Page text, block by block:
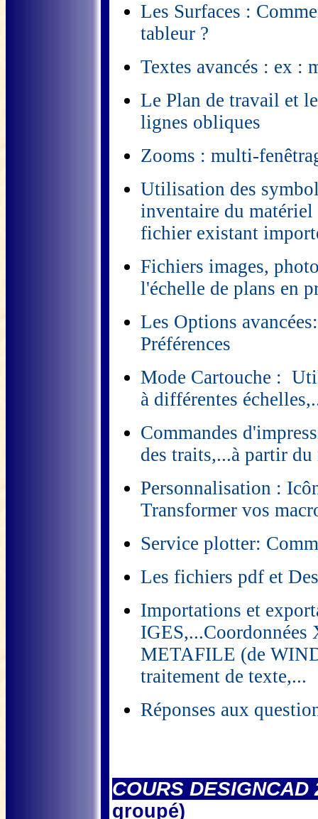
Les Surfaces :
tableur ?
Textes avancés : ex :
Le Plan de travail et
lignes obliques
Zooms : multi-
Utilisation des
inventaire du matériel
fichier existant
Fichiers images,
l'échelle de plans en
Les Options
Préférences
Mode Cartouche :
à différentes
Commandes
des traits,...à partir
Personnalisation :
Transformer vos
Service plotter:
Les fichiers pdf et
Importations et
METAFILE (de
traitement de texte,...
Réponses aux
COURS
groupé)